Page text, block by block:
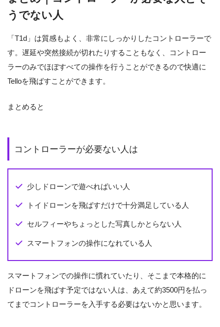
うでない人
「T1d」は質感もよく、非常にしっかりしたコントローラーで
す。遅延や突然接続が切れたりすることもなく、コントロー
ラーのみでほぼすべての操作を行うことができるので快適に
Telloを飛ばすことができます。
まとめると
コントローラーが必要ない人は
少しドローンで遊べればいい人
トイドローンを飛ばすだけで十分満足している人
セルフィーやちょっとした写真しかとらない人
スマートフォンの操作になれている人
スマートフォンでの操作に慣れていたり、そこまで本格的に
ドローンを飛ばす予定ではない人は、あえて約3500円を払っ
てまでコントローラーを入手する必要はないかと思います。